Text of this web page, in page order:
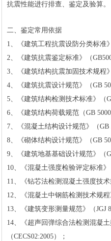
1
抗震性能进行排查、鉴定及验算。
二、鉴定常用依据
1、《建筑工程抗震设防分类标准
2、《建筑抗震鉴定标准》（
3、《建筑结构抗震加固技术规程》
4、《建筑抗震设计规范》（GB
5、《建筑结构检测技术标准》（
6、《建筑结构荷载规范（GB
7、《混凝土结构设计规范》（GB
8、《砌体结构设计规范》（GB
9、《建筑地基基础设计规范》（
10、《混凝土强度检验评定标准》
11、《钻芯法检测混凝土强度技术
12、《混凝土中钢筋检测技术规程
13、《建筑变形测量规范》（JGJ
14、《超声回弹综合法检测混凝土
（CECS02:2005）；